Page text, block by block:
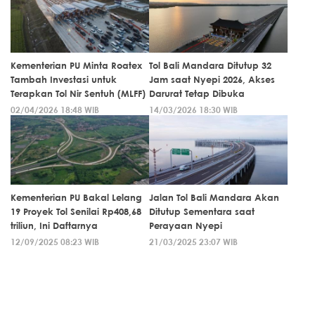
Kementerian PU Minta Roatex
Tambah Investasi untuk
Terapkan Tol Nir Sentuh (MLFF)
02/04/2026 18:48 WIB
Tol Bali Mandara Ditutup 32
Jam saat Nyepi 2026, Akses
Darurat Tetap Dibuka
14/03/2026 18:30 WIB
Kementerian PU Bakal Lelang
19 Proyek Tol Senilai Rp408,68
triliun, Ini Daftarnya
12/09/2025 08:23 WIB
Jalan Tol Bali Mandara Akan
Ditutup Sementara saat
Perayaan Nyepi
21/03/2025 23:07 WIB